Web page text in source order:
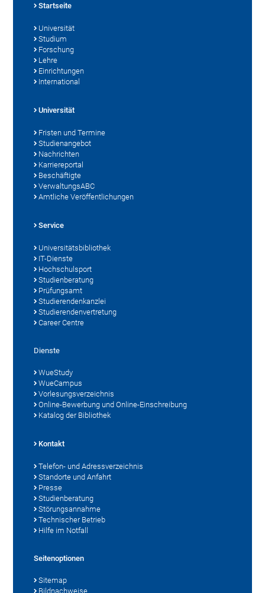
Startseite
Universität
Studium
Forschung
Lehre
Einrichtungen
International
Universität
Fristen und Termine
Studienangebot
Nachrichten
Karriereportal
Beschäftigte
VerwaltungsABC
Amtliche Veröffentlichungen
Service
Universitätsbibliothek
IT-Dienste
Hochschulsport
Studienberatung
Prüfungsamt
Studierendenkanzlei
Studierendenvertretung
Career Centre
Dienste
WueStudy
WueCampus
Vorlesungsverzeichnis
Online-Bewerbung und Online-Einschreibung
Katalog der Bibliothek
Kontakt
Telefon- und Adressverzeichnis
Standorte und Anfahrt
Presse
Studienberatung
Störungsannahme
Technischer Betrieb
Hilfe im Notfall
Seitenoptionen
Sitemap
Bildnachweise